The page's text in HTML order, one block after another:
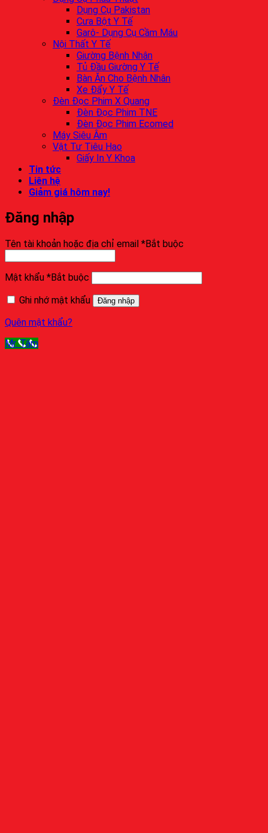
Dụng Cụ Pakistan
Cưa Bột Y Tế
Garô- Dụng Cụ Cầm Máu
Nội Thất Y Tế
Giường Bệnh Nhân
Tủ Đầu Giường Y Tế
Bàn Ăn Cho Bệnh Nhân
Xe Đẩy Y Tế
Đèn Đọc Phim X Quang
Đèn Đọc Phim TNE
Đèn Đọc Phim Ecomed
Máy Siêu Âm
Vật Tư Tiêu Hao
Giấy In Y Khoa
Tin tức
Liên hệ
Giảm giá hôm nay!
Đăng nhập
Tên tài khoản hoặc địa chỉ email *Bắt buộc
Mật khẩu *Bắt buộc
Ghi nhớ mật khẩu
Đăng nhập
Quên mật khẩu?
Mr. Tâm